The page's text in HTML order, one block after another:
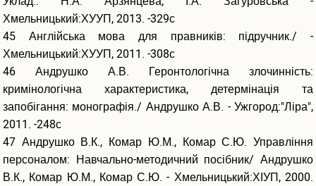
Хмельницький:ХУУП, 2013. -329с
45 Англійська мова для правників: підручник./ -
Хмельницький:ХУУП, 2011. -308с
46 Андрушко А.В. Геронтологічна злочинність:
кримінологічна характеристика, детермінація та
запобігання: монографія./ Андрушко А.В. - Ужгород:"Ліра",
2011. -248с
47 Андрушко В.К., Комар Ю.М., Комар С.Ю. Управління
персоналом: Навчально-методичний посібник/ Андрушко
В.К., Комар Ю.М., Комар С.Ю. - Хмельницький:ХІУП, 2000.